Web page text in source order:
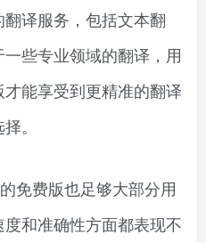
译服务，包括文本翻
些专业领域的翻译，用
能享受到更精准的翻译
。
免费版也足够大部分用
和准确性方面都表现不